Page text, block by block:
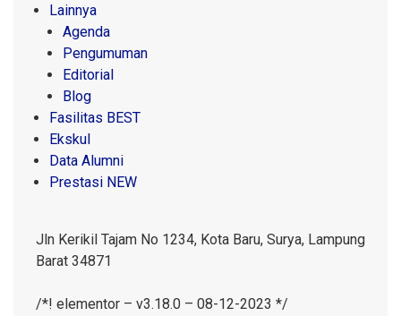
Lainnya
Agenda
Pengumuman
Editorial
Blog
Fasilitas BEST
Ekskul
Data Alumni
Prestasi NEW
Jln Kerikil Tajam No 1234, Kota Baru, Surya, Lampung
Barat 34871
/*! elementor – v3.18.0 – 08-12-2023 */